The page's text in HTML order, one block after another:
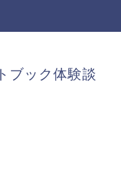
ブック体験談